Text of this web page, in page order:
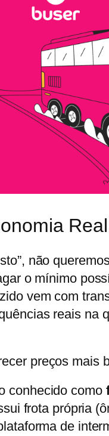
não
o mínimo
vem com
reais na
preços mais
conhecido como
frota própria
de